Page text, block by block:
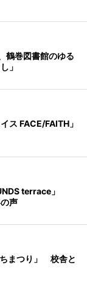
鶴巻図書館のゆる
」
ス FACE/FAITH」
terrace」
声
まつり」 校舎と